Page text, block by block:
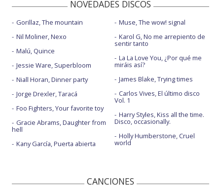
NOVEDADES DISCOS
Gorillaz, The mountain
Nil Moliner, Nexo
Malú, Quince
Jessie Ware, Superbloom
Niall Horan, Dinner party
Jorge Drexler, Taracá
Foo Fighters, Your favorite toy
Gracie Abrams, Daughter from
hell
Kany García, Puerta abierta
Muse, The wow! signal
Karol G, No me arrepiento de
sentir tanto
La La Love You, ¿Por qué me
miráis así?
James Blake, Trying times
Carlos Vives, El último disco
Vol. 1
Harry Styles, Kiss all the time.
Disco, occasionally.
Holly Humberstone, Cruel
world
CANCIONES